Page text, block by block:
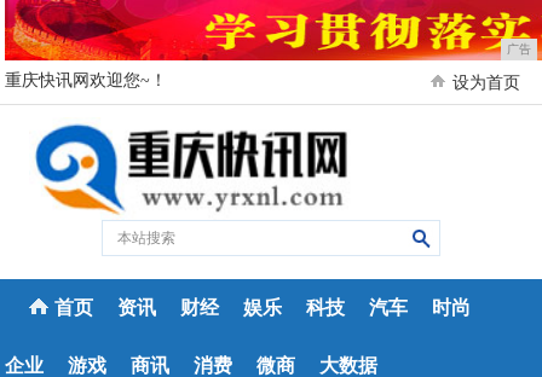
广告
重庆快讯网欢迎您~！ 设为首页
首页 资讯 财经 娱乐 科技 汽车 时尚
企业 游戏 商讯 消费 微商 大数据